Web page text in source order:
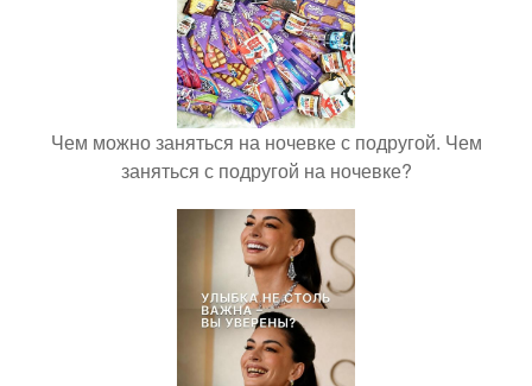
Чем можно заняться на ночевке с подругой. Чем
заняться с подругой на ночевке?